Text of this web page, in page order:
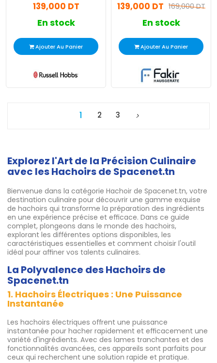
139,000 DT
En stock
Ajouter Au Panier
169,000 DT
139,000 DT
En stock
Ajouter Au Panier
1 2 3
Explorez l'Art de la Précision Culinaire
avec les Hachoirs de Spacenet.tn
Bienvenue dans la catégorie Hachoir de Spacenet.tn, votre
destination culinaire pour découvrir une gamme exquise
de hachoirs qui transforme la préparation des ingrédients
en une expérience précise et efficace. Dans ce guide
complet, plongeons dans le monde des hachoirs,
explorant les différentes options disponibles, les
caractéristiques essentielles et comment choisir l'outil
idéal pour affiner vos talents culinaires.
La Polyvalence des Hachoirs de
Spacenet.tn
1. Hachoirs Électriques : Une Puissance
Instantanée
Les hachoirs électriques offrent une puissance
instantanée pour hacher rapidement et efficacement une
variété d'ingrédients. Avec des lames tranchantes et des
fonctionnalités avancées, ces appareils sont parfaits pour
ceux qui recherchent une solution rapide et pratique.